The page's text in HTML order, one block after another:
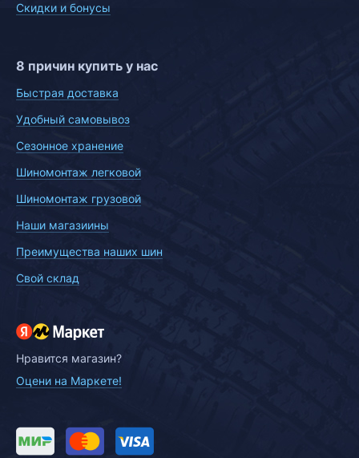
Скидки и бонусы
8 причин купить у нас
Быстрая доставка
Удобный самовывоз
Сезонное хранение
Шиномонтаж легковой
Шиномонтаж грузовой
Наши магазиины
Преимущества наших шин
Свой склад
Нравится магазин?
Оцени на Маркете!